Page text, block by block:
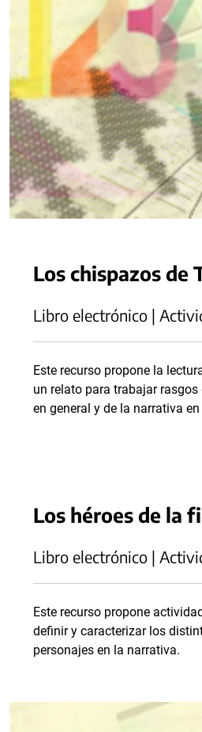
Los chispazos de
Libro electrónico |
Este recurso propone la
un relato para trabajar
en general y de la narrativa
Los héroes de la
Libro electrónico |
Este recurso propone
definir y caracterizar los
personajes en la narrativa.